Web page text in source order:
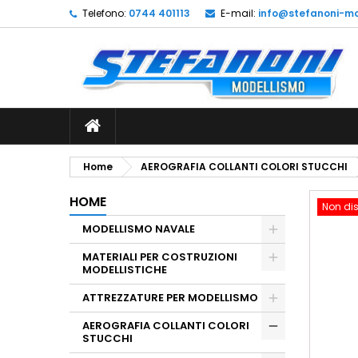
Telefono: 0744 401113 E-mail: info@stefanoni-
Home AEROGRAFIA COLLANTI COLORI STUCCHI
HOME
MODELLISMO NAVALE
MATERIALI PER COSTRUZIONI
MODELLISTICHE
ATTREZZATURE PER MODELLISMO
AEROGRAFIA COLLANTI COLORI
STUCCHI
Non